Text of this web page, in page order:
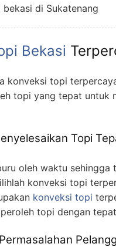
di Sukatenang
Bekasi
konveksi topi
topi yang tepat untuk
Topi
oleh waktu sehingga
konveksi topi
konveksi topi
topi dengan